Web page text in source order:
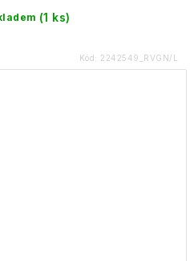
(1 ks)
Kód: 2242549_RVGN/L